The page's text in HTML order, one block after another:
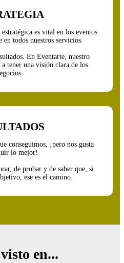
es vital en los eventos
en todos nuestros servicios.
En Eventarte, nuestro
tener una visión clara de los
conseguimos, ¡pero nos gusta
lo mejor!
de probar y de saber que, si
ese es el camino.
en...